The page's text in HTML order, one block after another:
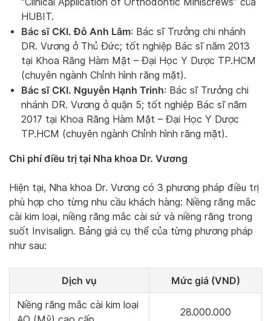
HUBIT.
Bác sĩ CKI. Đỗ Anh Lâm: Bác sĩ Trưởng chi nhánh
DR. Vương ở Thủ Đức; tốt nghiệp Bác sĩ năm 2013
tại Khoa Răng Hàm Mặt – Đại Học Y Dược TP.HCM
(chuyên ngành Chỉnh hình răng mặt).
Bác sĩ CKI. Nguyễn Hạnh Trinh: Bác sĩ Trưởng chi
nhánh DR. Vương ở quận 5; tốt nghiệp Bác sĩ năm
2017 tại Khoa Răng Hàm Mặt – Đại Học Y Dược
TP.HCM (chuyên ngành Chỉnh hình răng mặt).
Chi phí điều trị tại Nha khoa Dr. Vương
Hiện tại, Nha khoa Dr. Vương có 3 phương pháp điều trị
phù hợp cho từng nhu cầu khách hàng: Niềng răng mắc
cài kim loại, niềng răng mắc cài sứ và niềng răng trong
suốt Invisalign. Bảng giá cụ thể của từng phương pháp
như sau:
Dịch vụ Mức giá (VND)
Niềng răng mắc cài kim loại
28.000.000